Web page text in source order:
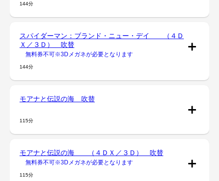
144分
スパイダーマン：ブランド・ニュー・デイ （４Ｄ
Ｘ／３Ｄ） 吹替
無料券不可※3Dメガネが必要となります
144分
モアナと伝説の海 吹替
115分
モアナと伝説の海 （４ＤＸ／３Ｄ） 吹替
無料券不可※3Dメガネが必要となります
115分